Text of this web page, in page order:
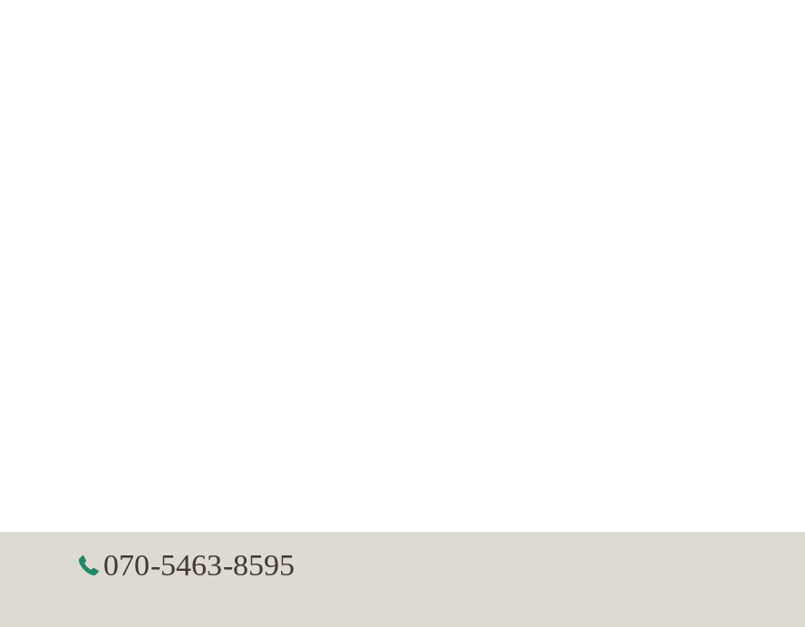
070-5463-8595